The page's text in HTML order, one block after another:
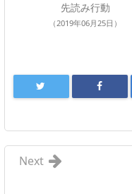
先読み行動
（2019年06月25日）
Next